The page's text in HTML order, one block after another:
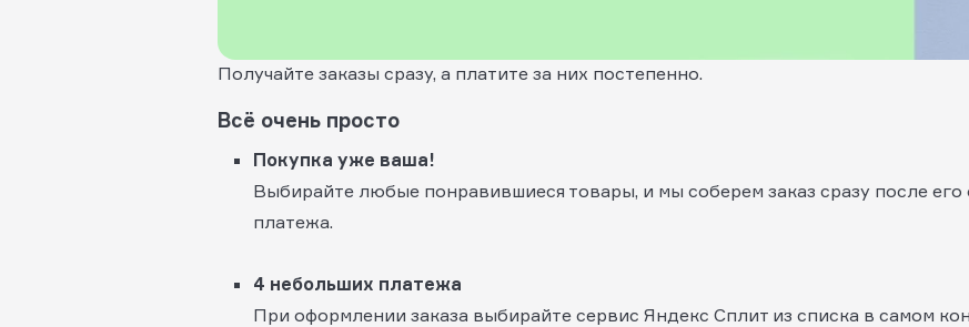
Получайте заказы сразу, а платите за них постепенно.
Всё очень просто
Покупка уже ваша!
Выбирайте любые понравившиеся товары, и мы соберем заказ сразу после
платежа.
4 небольших платежа
При оформлении заказа выбирайте сервис Яндекс Сплит из списка в самом